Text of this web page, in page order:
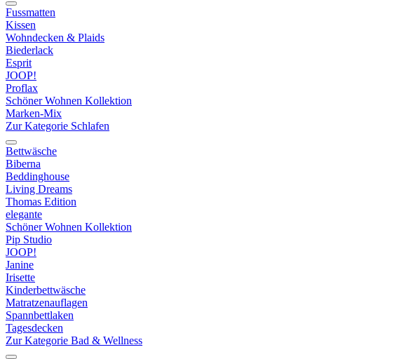
Fussmatten
Kissen
Wohndecken & Plaids
Biederlack
Esprit
JOOP!
Proflax
Schöner Wohnen Kollektion
Marken-Mix
Zur Kategorie Schlafen
Bettwäsche
Biberna
Beddinghouse
Living Dreams
Thomas Edition
elegante
Schöner Wohnen Kollektion
Pip Studio
JOOP!
Janine
Irisette
Kinderbettwäsche
Matratzenauflagen
Spannbettlaken
Tagesdecken
Zur Kategorie Bad & Wellness